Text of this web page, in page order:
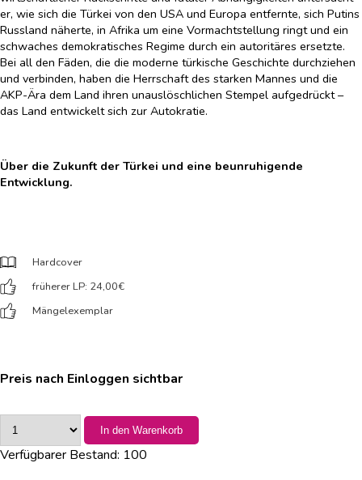
er, wie sich die Türkei von den USA und Europa entfernte, sich Putins
Russland näherte, in Afrika um eine Vormachtstellung ringt und ein
schwaches demokratisches Regime durch ein autoritäres ersetzte.
Bei all den Fäden, die die moderne türkische Geschichte durchziehen
und verbinden, haben die Herrschaft des starken Mannes und die
AKP-Ära dem Land ihren unauslöschlichen Stempel aufgedrückt –
das Land entwickelt sich zur Autokratie.
Über die Zukunft der Türkei und eine beunruhigende
Entwicklung.
Hardcover
früherer LP: 24,00€
Mängelexemplar
Preis nach Einloggen sichtbar
In den Warenkorb
Verfügbarer Bestand: 100